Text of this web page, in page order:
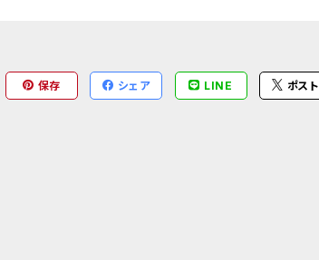
保存 シェア LINE ポスト